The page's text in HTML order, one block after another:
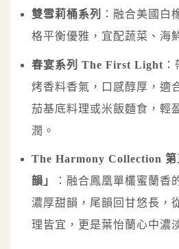
雙雪莉桶系列
：融合美國白
格平衡優雅，宜配蔬菜、海
春宴系列 The First Light
烤香料香氣，口感醇厚，適
茄基底料理或米飯麵食，輕
潤。
The Harmony Collection 第
韻」
：融合鳳凰單欉蜜蘭香
濃厚甜韻，尾韻回甘悠長，
理皆宜，更是葉怡蘭心中濃